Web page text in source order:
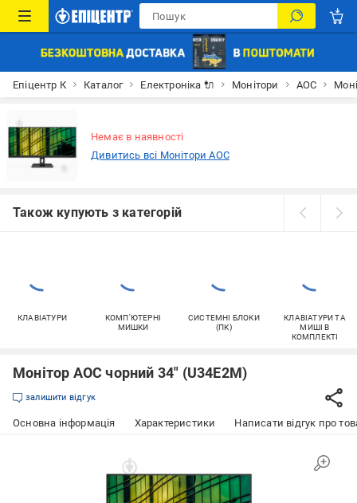
Епіцентр К Каталог Електроніка 🔌 Монітори AOC
Немає в наявності
Дивитись всі Монітори AOC
Також купують з категорій
КЛАВІАТУРИ
КОМП'ЮТЕРНІ
МИШКИ
СИСТЕМНІ БЛОКИ
(ПК)
КЛАВІАТУРИ ТА
МИШІ В
КОМПЛЕКТІ
Монітор AOC чорний 34" (U34E2M)
залишити відгук
Основна інформація Характеристики Написати відгук про